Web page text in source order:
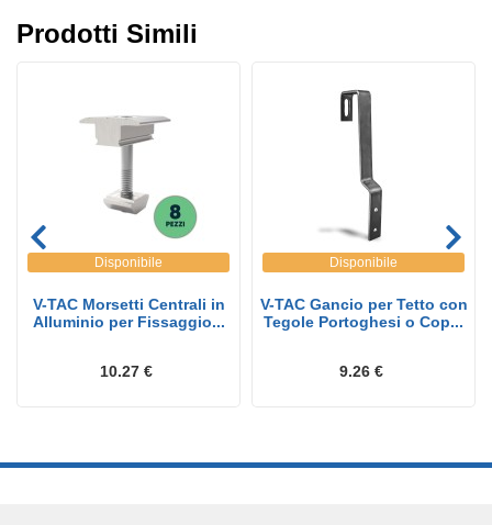
Prodotti Simili
Disponibile
V-TAC Morsetti Centrali in
Alluminio per Fissaggio...
10.27 €
Disponibile
V-TAC Gancio per Tetto con
Tegole Portoghesi o Cop...
9.26 €